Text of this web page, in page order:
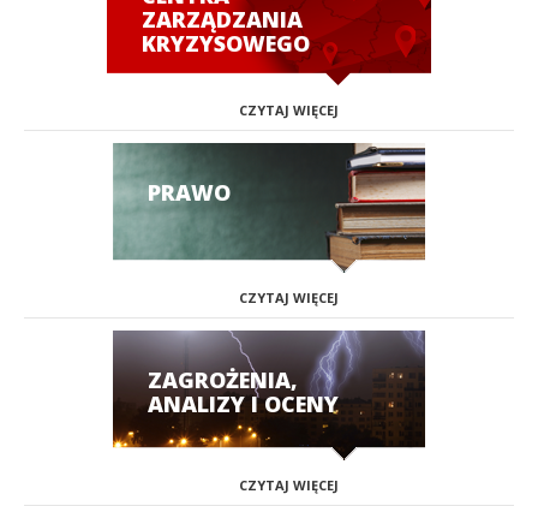
ZARZĄDZANIA
KRYZYSOWEGO
CZYTAJ WIĘCEJ
PRAWO
CZYTAJ WIĘCEJ
ZAGROŻENIA,
ANALIZY I OCENY
CZYTAJ WIĘCEJ